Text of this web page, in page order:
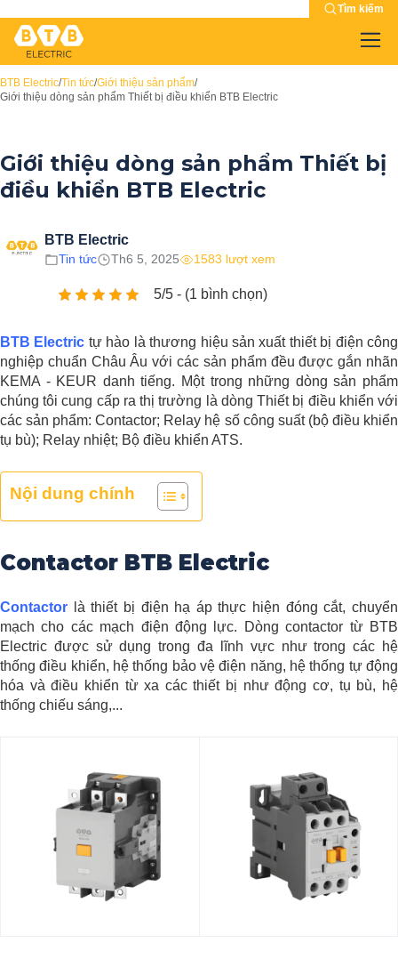
Tìm kiếm
BTB Electric/Tin tức/Giới thiệu sản phẩm/
Giới thiệu dòng sản phẩm Thiết bị điều khiển BTB Electric
Giới thiệu dòng sản phẩm Thiết bị
điều khiển BTB Electric
BTB Electric
Tin tức Th6 5, 2025 1583 lượt xem
5/5 - (1 bình chọn)
BTB Electric tự hào là thương hiệu sản xuất thiết bị điện công
nghiệp chuẩn Châu Âu với các sản phẩm đều được gắn nhãn
KEMA - KEUR danh tiếng. Một trong những dòng sản phẩm
chúng tôi cung cấp ra thị trường là dòng Thiết bị điều khiển với
các sản phẩm: Contactor; Relay hệ số công suất (bộ điều khiển
tụ bù); Relay nhiệt; Bộ điều khiển ATS.
Nội dung chính
Contactor BTB Electric
Contactor là thiết bị điện hạ áp thực hiện đóng cắt, chuyển
mạch cho các mạch điện động lực. Dòng contactor từ BTB
Electric được sử dụng trong đa lĩnh vực như trong các hệ
thống điều khiển, hệ thống bảo vệ điện năng, hệ thống tự động
hóa và điều khiển từ xa các thiết bị như động cơ, tụ bù, hệ
thống chiếu sáng,...